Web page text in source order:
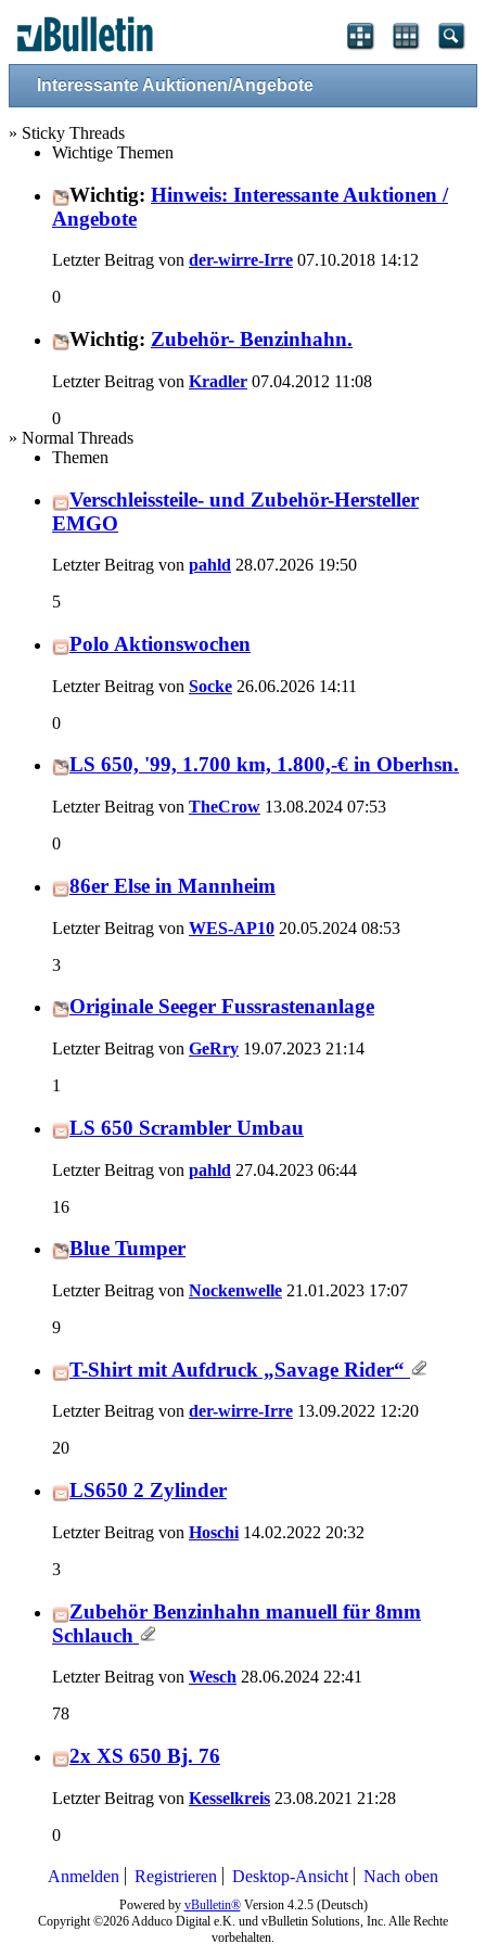
Interessante Auktionen/Angebote
» Sticky Threads
Wichtige Themen
Wichtig: Hinweis: Interessante Auktionen /
Angebote
Letzter Beitrag von der-wirre-Irre 07.10.2018 14:12
0
Wichtig: Zubehör- Benzinhahn.
Letzter Beitrag von Kradler 07.04.2012 11:08
0
» Normal Threads
Themen
Verschleissteile- und Zubehör-Hersteller
EMGO
Letzter Beitrag von pahld 28.07.2026 19:50
5
Polo Aktionswochen
Letzter Beitrag von Socke 26.06.2026 14:11
0
LS 650, '99, 1.700 km, 1.800,-€ in Oberhsn.
Letzter Beitrag von TheCrow 13.08.2024 07:53
0
86er Else in Mannheim
Letzter Beitrag von WES-AP10 20.05.2024 08:53
3
Originale Seeger Fussrastenanlage
Letzter Beitrag von GeRry 19.07.2023 21:14
1
LS 650 Scrambler Umbau
Letzter Beitrag von pahld 27.04.2023 06:44
16
Blue Tumper
Letzter Beitrag von Nockenwelle 21.01.2023 17:07
9
T-Shirt mit Aufdruck „Savage Rider“
Letzter Beitrag von der-wirre-Irre 13.09.2022 12:20
20
LS650 2 Zylinder
Letzter Beitrag von Hoschi 14.02.2022 20:32
3
Zubehör Benzinhahn manuell für 8mm
Schlauch
Letzter Beitrag von Wesch 28.06.2024 22:41
78
2x XS 650 Bj. 76
Letzter Beitrag von Kesselkreis 23.08.2021 21:28
0
Anmelden Registrieren Desktop-Ansicht Nach oben
Powered by vBulletin®Version 4.2.5 (Deutsch)
Copyright ©2026 Adduco Digital e.K. und vBulletin Solutions, Inc. Alle Rechte
vorbehalten.